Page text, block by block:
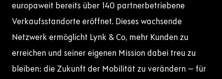
europaweit bereits über 140 partnerbetriebene
Verkaufsstandorte eröffnet. Dieses wachsende
Netzwerk ermöglicht Lynk & Co, mehr Kunden zu
erreichen und seiner eigenen Mission dabei treu zu
bleiben: die Zukunft der Mobilität zu verändern – für